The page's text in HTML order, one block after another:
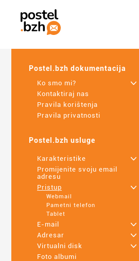
Postel.bzh dokumentacija
Ko smo mi?
+
Kontaktiraj nas
Pravila korištenja
Pravila privatnosti
Postel.bzh usluge
Karakteristike
+
Promijenite svoju email
adresu
Pristup
+
Webmail
Pametni telefon
Tablet
E-mail
+
Adresar
+
Virtualni disk
+
Foto albumi